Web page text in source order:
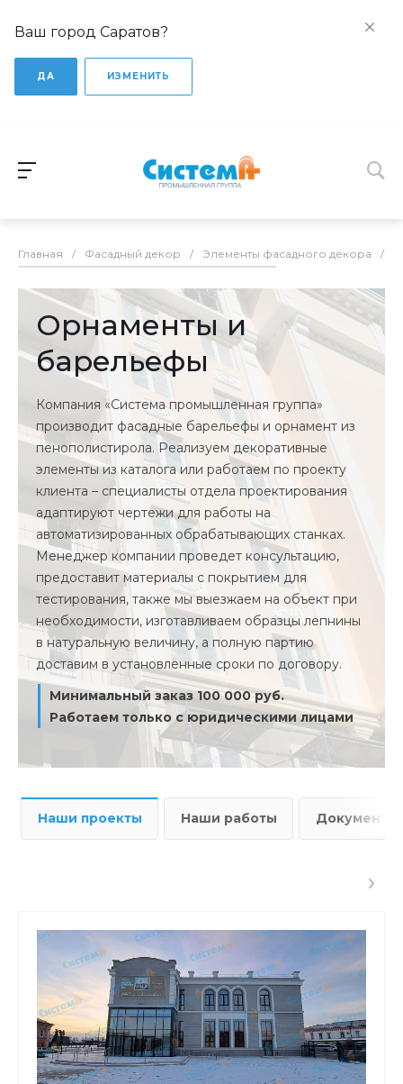
Ваш город Саратов?
ДА ИЗМЕНИТЬ
Главная / Фасадный декор / Элементы фасадного декора /
Орнаменты и
барельефы
Компания «Система промышленная группа»
производит фасадные барельефы и орнамент из
пенополистирола. Реализуем декоративные
элементы из каталога или работаем по проекту
клиента – специалисты отдела проектирования
адаптируют чертежи для работы на
автоматизированных обрабатывающих станках.
Менеджер компании проведет консультацию,
предоставит материалы с покрытием для
тестирования, также мы выезжаем на объект при
необходимости, изготавливаем образцы лепнины
в натуральную величину, а полную партию
доставим в установленные сроки по договору.
Минимальный заказ 100 000 руб.
Работаем только с юридическими лицами
Наши проекты Наши работы Документы